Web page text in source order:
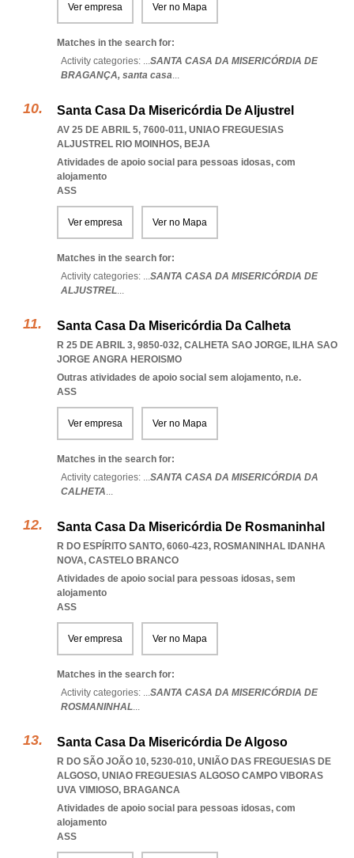
Ver empresa Ver no Mapa
Matches in the search for:
Activity categories: ...SANTA CASA DA MISERICÓRDIA DE
BRAGANÇA, santa casa...
Santa Casa Da Misericórdia De Aljustrel
AV 25 DE ABRIL 5, 7600-011, UNIAO FREGUESIAS
ALJUSTREL RIO MOINHOS, BEJA
Atividades de apoio social para pessoas idosas, com
alojamento
ASS
Ver empresa Ver no Mapa
Matches in the search for:
Activity categories: ...SANTA CASA DA MISERICÓRDIA DE
ALJUSTREL...
Santa Casa Da Misericórdia Da Calheta
R 25 DE ABRIL 3, 9850-032, CALHETA SAO JORGE, ILHA SAO
JORGE ANGRA HEROISMO
Outras atividades de apoio social sem alojamento, n.e.
ASS
Ver empresa Ver no Mapa
Matches in the search for:
Activity categories: ...SANTA CASA DA MISERICÓRDIA DA
CALHETA...
Santa Casa Da Misericórdia De Rosmaninhal
R DO ESPÍRITO SANTO, 6060-423, ROSMANINHAL IDANHA
NOVA, CASTELO BRANCO
Atividades de apoio social para pessoas idosas, sem
alojamento
ASS
Ver empresa Ver no Mapa
Matches in the search for:
Activity categories: ...SANTA CASA DA MISERICÓRDIA DE
ROSMANINHAL...
Santa Casa Da Misericórdia De Algoso
R DO SÃO JOÃO 10, 5230-010, UNIÃO DAS FREGUESIAS DE
ALGOSO, UNIAO FREGUESIAS ALGOSO CAMPO VIBORAS
UVA VIMIOSO, BRAGANCA
Atividades de apoio social para pessoas idosas, com
alojamento
ASS